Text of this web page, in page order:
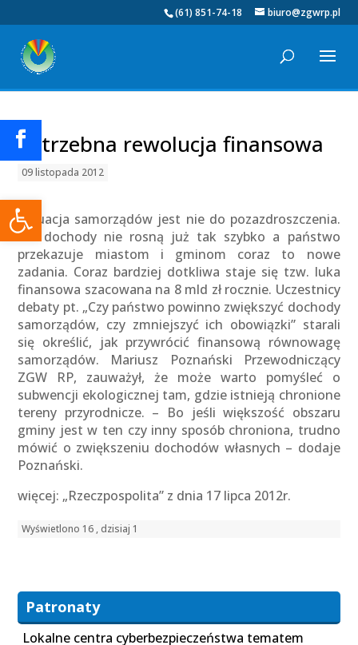
Otwórz pasek narzędzi
(61) 851-74-18 biuro@zgwrp.pl
Potrzebna rewolucja finansowa
09 listopada 2012
Sytuacja samorządów jest nie do pozazdroszczenia.
Ich dochody nie rosną już tak szybko a państwo
przekazuje miastom i gminom coraz to nowe
zadania. Coraz bardziej dotkliwa staje się tzw. luka
finansowa szacowana na 8 mld zł rocznie. Uczestnicy
debaty pt. „Czy państwo powinno zwiększyć dochody
samorządów, czy zmniejszyć ich obowiązki” starali
się określić, jak przywrócić finansową równowagę
samorządów. Mariusz Poznański Przewodniczący
ZGW RP, zauważył, że może warto pomyśleć o
subwencji ekologicznej tam, gdzie istnieją chronione
tereny przyrodnicze. – Bo jeśli większość obszaru
gminy jest w ten czy inny sposób chroniona, trudno
mówić o zwiększeniu dochodów własnych – dodaje
Poznański.
więcej: „Rzeczpospolita” z dnia 17 lipca 2012r.
Wyświetlono 16 , dzisiaj 1
Patronaty
Lokalne centra cyberbezpieczeństwa tematem